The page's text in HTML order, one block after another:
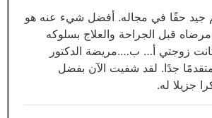
جيد حقًا في مجاله. أفضل شيء عنه هو
قبل الجراحة والعلاج بسلوكه
زوجتي أ… ب….مريضة الدكتور
جدًا. لقد شفيت الآن بفضل
جزيلا له.